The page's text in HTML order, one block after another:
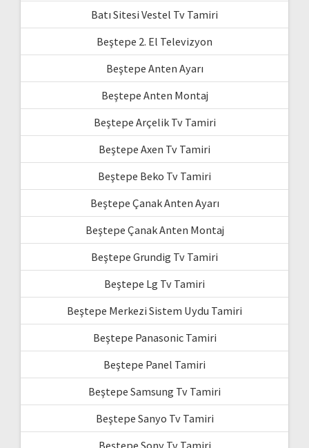
Batı Sitesi Vestel Tv Tamiri
Beştepe 2. El Televizyon
Beştepe Anten Ayarı
Beştepe Anten Montaj
Beştepe Arçelik Tv Tamiri
Beştepe Axen Tv Tamiri
Beştepe Beko Tv Tamiri
Beştepe Çanak Anten Ayarı
Beştepe Çanak Anten Montaj
Beştepe Grundig Tv Tamiri
Beştepe Lg Tv Tamiri
Beştepe Merkezi Sistem Uydu Tamiri
Beştepe Panasonic Tamiri
Beştepe Panel Tamiri
Beştepe Samsung Tv Tamiri
Beştepe Sanyo Tv Tamiri